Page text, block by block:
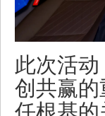
此次活
创共赢